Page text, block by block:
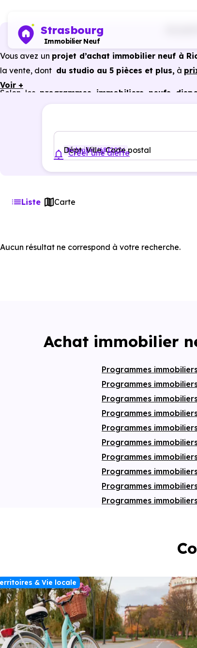
Strasbourg
Immobilier Neuf
Vous avez un projet d’achat immobilier neuf à
la vente, dont du studio au 5 pièces et plus, à
Selon les programmes immobiliers neufs
Voir +
Dépt, Ville, Code postal
Richwiller (68120)
Créer une alerte
Liste Carte
Aucun résultat ne correspond à votre recherche.
Achat immobilier
Programmes
Programmes
Programmes
Programmes
Programmes
Programmes
Programmes
Programmes
Programmes
Programmes
& Vie locale